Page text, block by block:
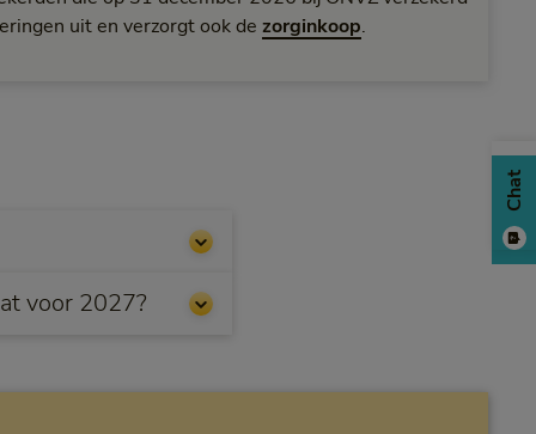
uit en verzorgt ook de zorginkoop.
voor 2027?
Chat